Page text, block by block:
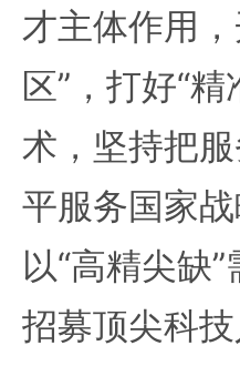
才主体作用
区”，打好“
术，坚持把
平服务国家
以“高精尖缺
招募顶尖科